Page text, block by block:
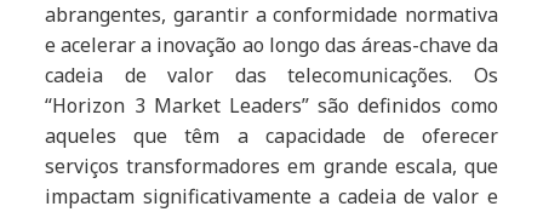
abrangentes, garantir a conformidade normativa
e acelerar a inovação ao longo das áreas-chave da
cadeia de valor das telecomunicações. Os
“Horizon 3 Market Leaders” são definidos como
aqueles que têm a capacidade de oferecer
serviços transformadores em grande escala, que
impactam significativamente a cadeia de valor e